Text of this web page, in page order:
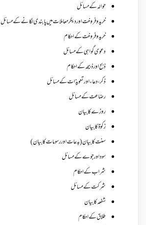
حوالہ کے مسائل
خرید و فروخت اور دیگر معاملات میں پابندی لگانے کے مسائل
خرید و فروخت کے احکام
دعوی گواہی کے مسائل
ذبح اور ذبیحہ کے احکام
ذکر،دعاء اور تعویذات کے مسائل
رضاعت کے مسائل
روزے کا بیان
زکوة کابیان
سنت کا بیان (بدعات اور رسومات کا بیان)
سود اور جوے کے مسائل
شراب کے احکام
شرکت کے مسائل
شفعہ کا بیان
طلاق کے احکام